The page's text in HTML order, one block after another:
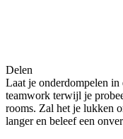
Delen
Laat je onderdompelen
teamwork terwijl je
rooms. Zal het je lukken
langer en beleef een